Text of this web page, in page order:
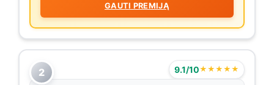
GAUTI PREMIJĄ
2 9.1/10★★★★★